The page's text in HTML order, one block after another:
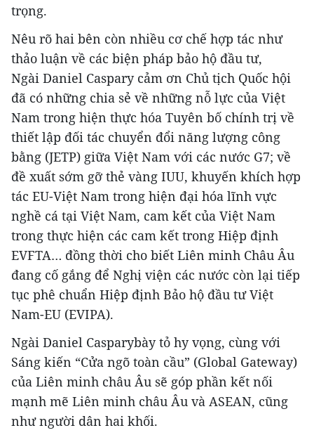
trọng.
Nêu rõ hai bên còn nhiều cơ chế hợp tác như
thảo luận về các biện pháp bảo hộ đầu tư,
Ngài Daniel Caspary cảm ơn Chủ tịch Quốc hội
đã có những chia sẻ về những nỗ lực của Việt
Nam trong hiện thực hóa Tuyên bố chính trị về
thiết lập đối tác chuyển đổi năng lượng công
bằng (JETP) giữa Việt Nam với các nước G7; về
đề xuất sớm gỡ thẻ vàng IUU, khuyến khích hợp
tác EU-Việt Nam trong hiện đại hóa lĩnh vực
nghề cá tại Việt Nam, cam kết của Việt Nam
trong thực hiện các cam kết trong Hiệp định
EVFTA… đồng thời cho biết Liên minh Châu Âu
đang cố gắng để Nghị viện các nước còn lại tiếp
tục phê chuẩn Hiệp định Bảo hộ đầu tư Việt
Nam-EU (EVIPA).
Ngài Daniel Casparybày tỏ hy vọng, cùng với
Sáng kiến “Cửa ngõ toàn cầu” (Global Gateway)
của Liên minh châu Âu sẽ góp phần kết nối
mạnh mẽ Liên minh châu Âu và ASEAN, cũng
như người dân hai khối.